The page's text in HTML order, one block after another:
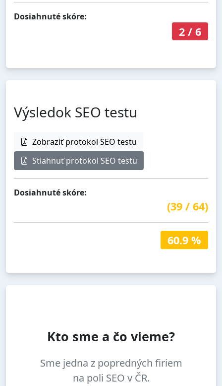
Dosiahnuté skóre:
2/ 6
Výsledok SEO testu
Zobraziť protokol SEO testu
Stiahnuť protokol SEO testu
Dosiahnuté skóre:
(39 / 64)
60.9 %
Kto sme a čo vieme?
Sme jedna z popredných firiem
na poli SEO v ČR.